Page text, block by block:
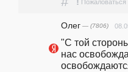
Пожаловаться
Олег — (7806)
"С той
нас